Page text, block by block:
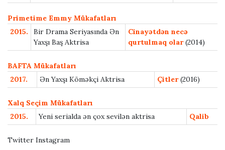
Primetime Emmy Mükafatları
2015.
Bir Drama Seriyasında Ən
Yaxşı Baş Aktrisa
Cinayətdən necə
qurtulmaq olar (2014)
BAFTA Mükafatları
2017.
Ən Yaxşı Köməkçi Aktrisa Çitler (2016)
Xalq Seçim Mükafatları
2015.
Yeni serialda ən çox sevilən aktrisa Qalib
Twitter Instagram